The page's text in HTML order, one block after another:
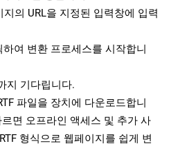
의 URL을 지정된 입력창에 입력
하여 변환 프로세스를 시작합니
지 기다립니다.
파일을 장치에 다운로드합니
면 오프라인 액세스 및 추가 사
형식으로 웹페이지를 쉽게 변